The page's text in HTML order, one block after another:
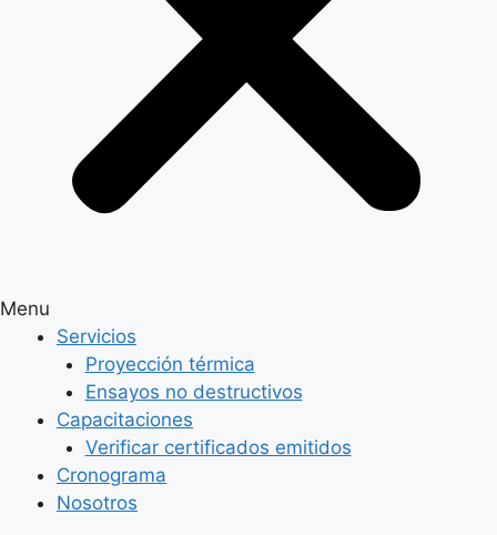
Menu
Servicios
Proyección térmica
Ensayos no destructivos
Capacitaciones
Verificar certificados emitidos
Cronograma
Nosotros